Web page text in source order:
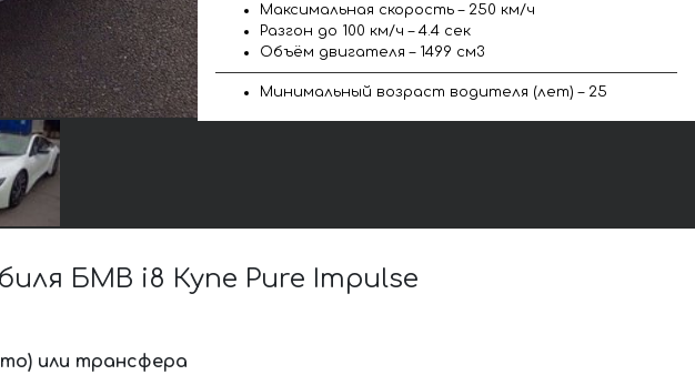
Максимальная скорость – 250 км/ч
Разгон до 100 км/ч – 4.4 сек
Объём двигателя – 1499 см3
Минимальный возраст водителя (лет) – 25
БМВ i8 Купе Pure Impulse
или трансфера